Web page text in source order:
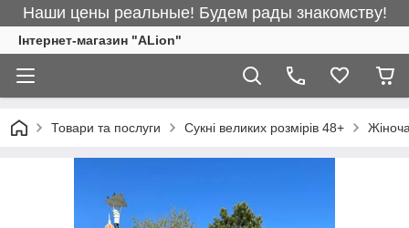
Наши цены реальные! Будем рады знакомству!
Інтернет-магазин "ALіon"
Товари та послуги Сукні великих розмірів 48+